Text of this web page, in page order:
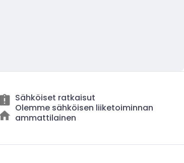
Sähköiset ratkaisut
Olemme sähköisen liiketoiminnan
ammattilainen